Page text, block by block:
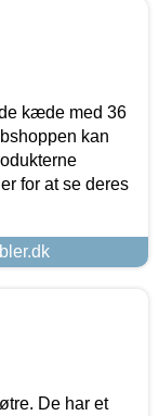
kæde med 36
kan
for at se deres
De har et